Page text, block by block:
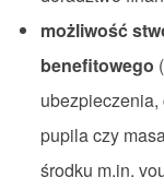
możliwość
benefitowego
pupila czy
środku m.in.